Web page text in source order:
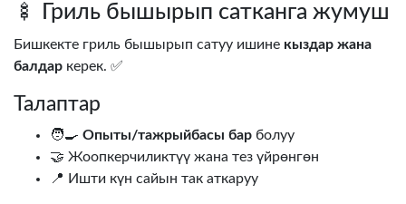
🍢 Гриль бышырып сатканга жумуш
Бишкекте гриль бышырып сатуу ишине кыздар жана
балдар керек. ✅
Талаптар
🧑‍🍳 Опыты/тажрыйбасы бар болуу
🤝 Жоопкерчиликтүү жана тез үйрөнгөн
📍 Ишти күн сайын так аткаруу